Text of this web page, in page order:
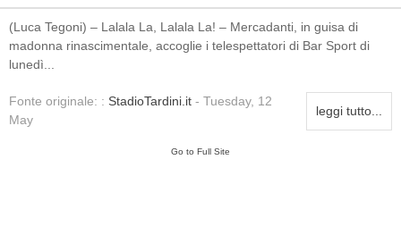
(Luca Tegoni) – Lalala La, Lalala La! – Mercadanti, in guisa di
madonna rinascimentale, accoglie i telespettatori di Bar Sport di
lunedì...
leggi tutto...
Fonte originale: : StadioTardini.it - Tuesday, 12
May
Go to Full Site